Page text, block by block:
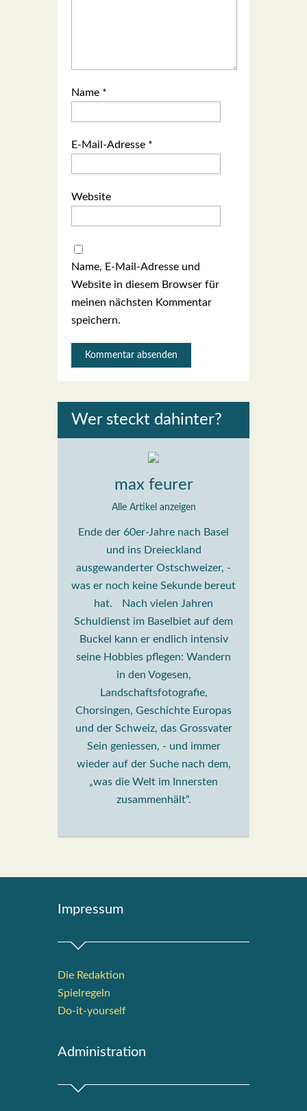
Name *
E-Mail-Adresse *
Website
Name, E-Mail-Adresse und
Website in diesem Browser für
meinen nächsten Kommentar
speichern.
Wer steckt dahin­ter?
max feurer
Alle Artikel anzeigen
Ende der 60er-Jahre nach Basel
und ins Dreieckland
ausgewanderter Ostschweizer, -
was er noch keine Sekunde bereut
hat. Nach vielen Jahren
Schuldienst im Baselbiet auf dem
Buckel kann er endlich intensiv
seine Hobbies pflegen: Wandern
in den Vogesen,
Landschaftsfotografie,
Chorsingen, Geschichte Europas
und der Schweiz, das Grossvater
Sein geniessen, - und immer
wieder auf der Suche nach dem,
„was die Welt im Innersten
zusammenhält“.
Impres­sum
Die Redak­ti­on
Spiel­re­geln
Do-it-your­s­elf
Admi­nis­tra­ti­on